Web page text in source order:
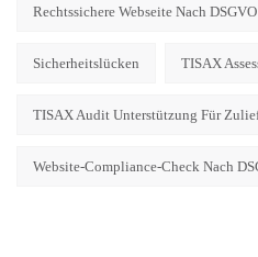
Rechtssichere Webseite Nach DSGVO
Sicherheitslücken TISAX
TISAX Audit Unterstützung Für
Website-Compliance-Check Nach